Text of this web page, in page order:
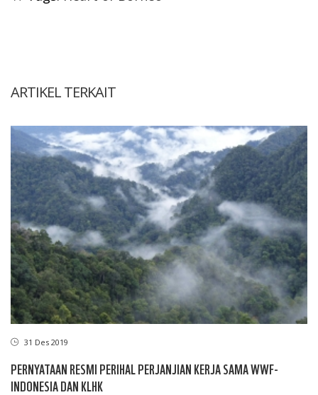
ARTIKEL TERKAIT
31 Des 2019
PERNYATAAN RESMI PERIHAL PERJANJIAN KERJA SAMA WWF-
INDONESIA DAN KLHK